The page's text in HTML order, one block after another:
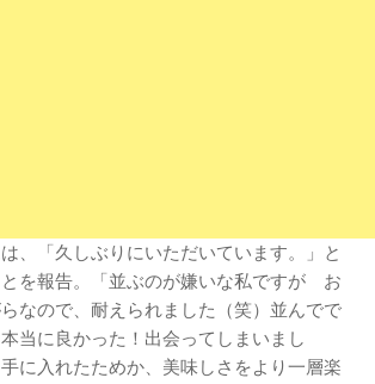
、「久しぶりにいただいています。」と
を報告。「並ぶのが嫌いな私ですが お
なので、耐えられました（笑）並んでで
当に良かった！出会ってしまいまし
に入れたためか、美味しさをより一層楽